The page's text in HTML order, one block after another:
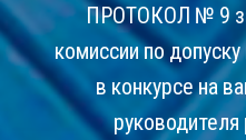
ПРОТОКОЛ № 9
комиссии по
в конкурсе на
руководителя